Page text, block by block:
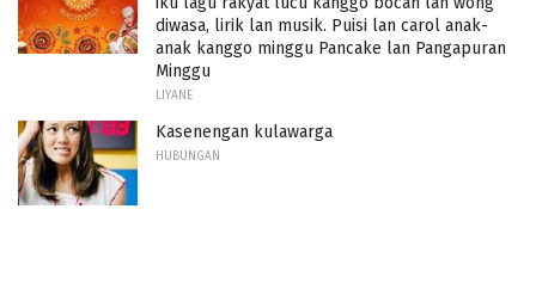
diwasa, lirik lan musik. Puisi lan carol anak-
anak kanggo minggu Pancake lan Pangapuran
Minggu
LIYANE
Kasenengan kulawarga
HUBUNGAN